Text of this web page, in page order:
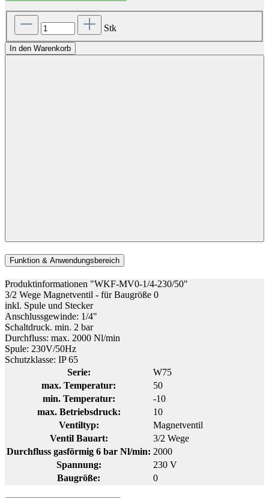
Stk
In den Warenkorb
Funktion & Anwendungsbereich
Produktinformationen "WKF-MV0-1/4-230/50"
3/2 Wege Magnetventil - für Baugröße 0
inkl. Spule und Stecker
Anschlussgewinde: 1/4"
Schaltdruck. min. 2 bar
Durchfluss: max. 2000 Nl/min
Spule: 230V/50Hz
Schutzklasse: IP 65
Serie:
W75
max. Temperatur:
50
min. Temperatur:
-10
max. Betriebsdruck:
10
Ventiltyp:
Magnetventil
Ventil Bauart:
3/2 Wege
Durchfluss gasförmig 6 bar Nl/min: 2000
Spannung:
230 V
Baugröße:
0